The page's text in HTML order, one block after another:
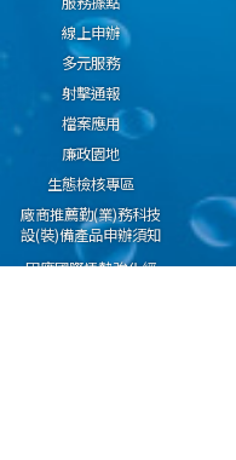
線上申辦
多元服務
射擊通報
檔案應用
廉政園地
生態檢核專區
廠商推薦勤(業)務科技
設(裝)備產品申辦須知
因應國際情勢強化經